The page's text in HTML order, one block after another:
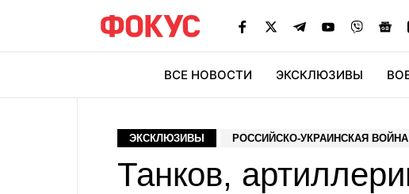
ВСЕ НОВОСТИ ЭКСКЛЮЗИВЫ
ЭКСКЛЮЗИВЫ РОССИЙСКО-УКРАИНСКАЯ ВОЙНА
Танков,